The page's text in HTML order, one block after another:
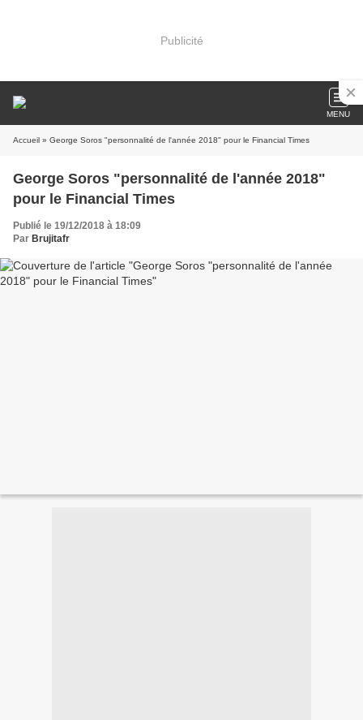
Publicité
MENU
Accueil » George Soros "personnalité de l'année 2018" pour le Financial Times
George Soros "personnalité de l'année 2018"
pour le Financial Times
Publié le 19/12/2018 à 18:09
Par Brujitafr